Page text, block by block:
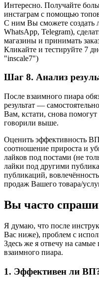
Интересно. Получайте
инстаграм с помощью
С ним Вы сможете создать
WhatsApp, Telegram),
магазины и принимать
Кликайте и тестируйте 7
"inscale7")
Шаг 8. Анализ
После взаимного пиара
результат —
Вам, кстати, снова
говорили выше.
Оценить эффективность
соотношение прироста и
лайков под постами (не
лайки под другими
публикаций,
продаж Вашего товара/
Вы часто
Я думаю, что после
Вас ниже), проблем с
Здесь же я отвечу на
взаимного пиара.
1. Эффективен ли